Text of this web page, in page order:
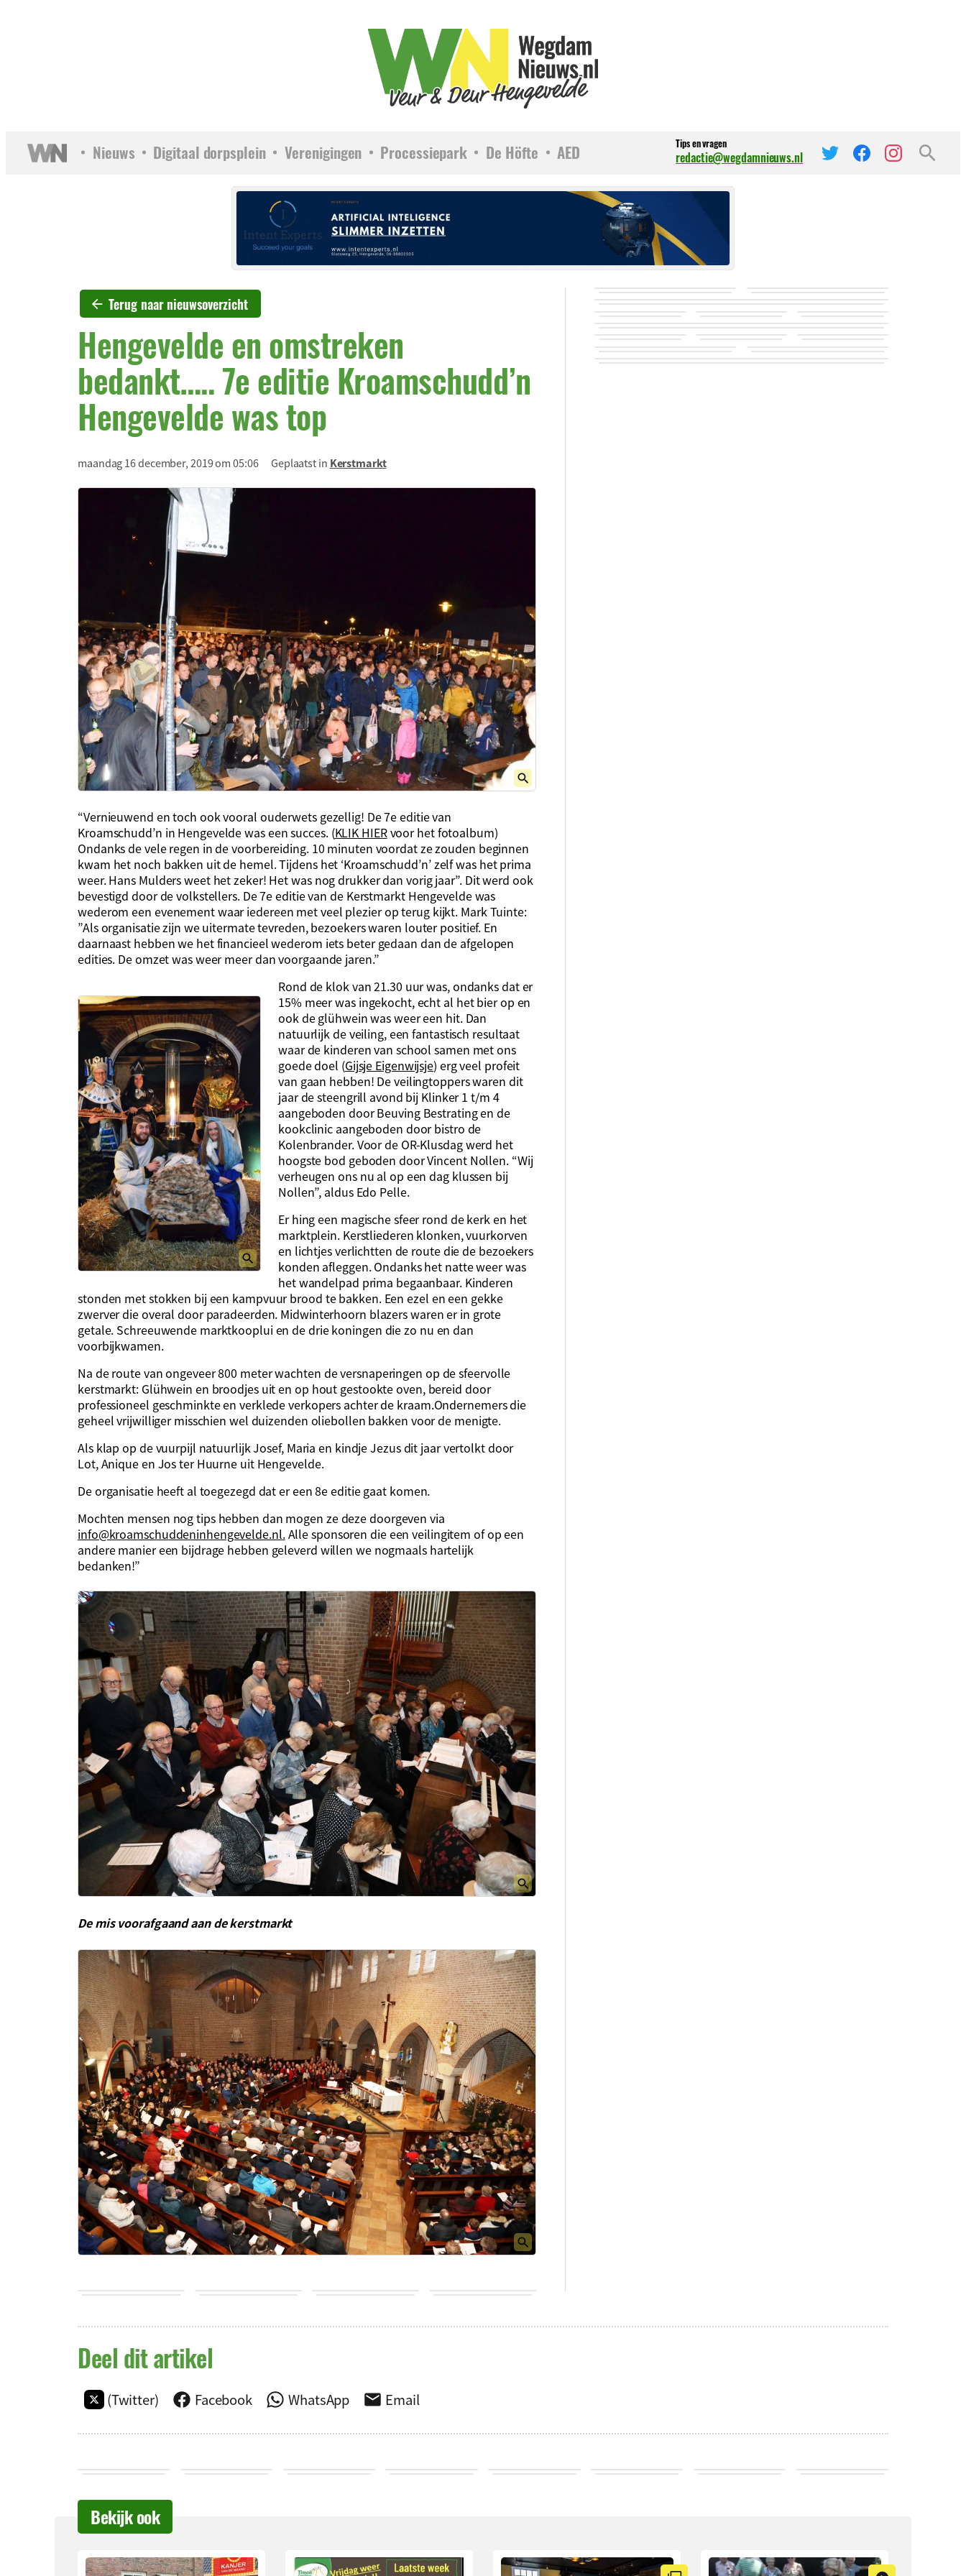
Nieuws Digitaal dorpsplein Verenigingen Processiepark De Höfte AED Tips en vragen
redactie@wegdamnieuws.nl
Terug naar nieuwsoverzicht
Hengevelde en omstreken
bedankt….. 7e editie Kroamschudd’n
Hengevelde was top
maandag 16 december, 2019 om 05:06 Geplaatst in Kerstmarkt
“Vernieuwend en toch ook vooral ouderwets gezellig! De 7e editie van
Kroamschudd’n in Hengevelde was een succes. (KLIK HIERvoor het fotoalbum)
Ondanks de vele regen in de voorbereiding. 10 minuten voordat ze zouden beginnen
kwam het noch bakken uit de hemel. Tijdens het ‘Kroamschudd’n’ zelf was het prima
weer. Hans Mulders weet het zeker! Het was nog drukker dan vorig jaar”. Dit werd ook
bevestigd door de volkstellers. De 7e editie van de Kerstmarkt Hengevelde was
wederom een evenement waar iedereen met veel plezier op terug kijkt. Mark Tuinte:
”Als organisatie zijn we uitermate tevreden, bezoekers waren louter positief. En
daarnaast hebben we het financieel wederom iets beter gedaan dan de afgelopen
edities. De omzet was weer meer dan voorgaande jaren.”
Rond de klok van 21.30 uur was, ondanks dat er
15% meer was ingekocht, echt al het bier op en
ook de glühwein was weer een hit. Dan
natuurlijk de veiling, een fantastisch resultaat
waar de kinderen van school samen met ons
goede doel (Gijsje Eigenwijsje) erg veel profeit
van gaan hebben! De veilingtoppers waren dit
jaar de steengrill avond bij Klinker 1 t/m 4
aangeboden door Beuving Bestrating en de
kookclinic aangeboden door bistro de
Kolenbrander. Voor de OR-Klusdag werd het
hoogste bod geboden door Vincent Nollen. “Wij
verheugen ons nu al op een dag klussen bij
Nollen”, aldus Edo Pelle.
Er hing een magische sfeer rond de kerk en het
marktplein. Kerstliederen klonken, vuurkorven
en lichtjes verlichtten de route die de bezoekers
konden afleggen. Ondanks het natte weer was
het wandelpad prima begaanbaar. Kinderen
stonden met stokken bij een kampvuur brood te bakken. Een ezel en een gekke
zwerver die overal door paradeerden. Midwinterhoorn blazers waren er in grote
getale. Schreeuwende marktkooplui en de drie koningen die zo nu en dan
voorbijkwamen.
Na de route van ongeveer 800 meter wachten de versnaperingen op de sfeervolle
kerstmarkt: Glühwein en broodjes uit en op hout gestookte oven, bereid door
professioneel geschminkte en verklede verkopers achter de kraam.Ondernemers die
geheel vrijwilliger misschien wel duizenden oliebollen bakken voor de menigte.
Als klap op de vuurpijl natuurlijk Josef, Maria en kindje Jezus dit jaar vertolkt door
Lot, Anique en Jos ter Huurne uit Hengevelde.
De organisatie heeft al toegezegd dat er een 8e editie gaat komen.
Mochten mensen nog tips hebben dan mogen ze deze doorgeven via
info@kroamschuddeninhengevelde.nl.Alle sponsoren die een veilingitem of op een
andere manier een bijdrage hebben geleverd willen we nogmaals hartelijk
bedanken!”
De mis voorafgaand aan de kerstmarkt
Deel dit artikel
(Twitter) Facebook WhatsApp Email
Bekijk ook